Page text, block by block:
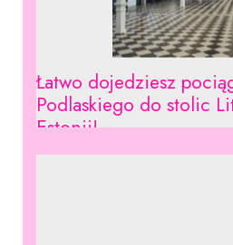
Łatwo dojedziesz
Podlaskiego do stolic
Estonii!